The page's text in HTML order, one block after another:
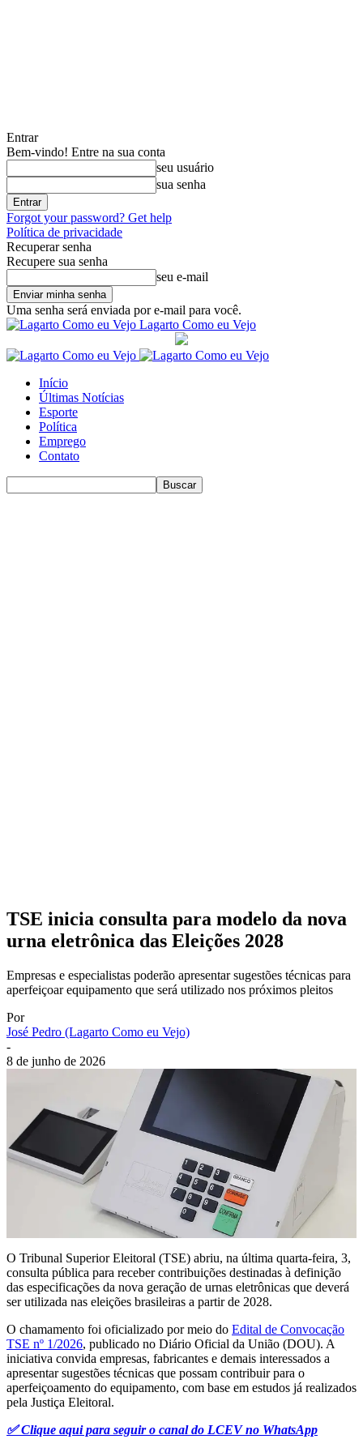
Entrar
Bem-vindo! Entre na sua conta
seu usuário
sua senha
Forgot your password? Get help
Política de privacidade
Recuperar senha
Recupere sua senha
seu e-mail
Uma senha será enviada por e-mail para você.
Lagarto Como eu Vejo
Início
Últimas Notícias
Esporte
Política
Emprego
Contato
TSE inicia consulta para modelo da nova
urna eletrônica das Eleições 2028
Empresas e especialistas poderão apresentar sugestões técnicas para
aperfeiçoar equipamento que será utilizado nos próximos pleitos
Por
José Pedro (Lagarto Como eu Vejo)
-
8 de junho de 2026
O Tribunal Superior Eleitoral (TSE) abriu, na última quarta-feira, 3,
consulta pública para receber contribuições destinadas à definição
das especificações da nova geração de urnas eletrônicas que deverá
ser utilizada nas eleições brasileiras a partir de 2028.
O chamamento foi oficializado por meio do Edital de Convocação
TSE nº 1/2026, publicado no Diário Oficial da União (DOU). A
iniciativa convida empresas, fabricantes e demais interessados a
apresentar sugestões técnicas que possam contribuir para o
aperfeiçoamento do equipamento, com base em estudos já realizados
pela Justiça Eleitoral.
✅ Clique aqui para seguir o canal do LCEV no WhatsApp